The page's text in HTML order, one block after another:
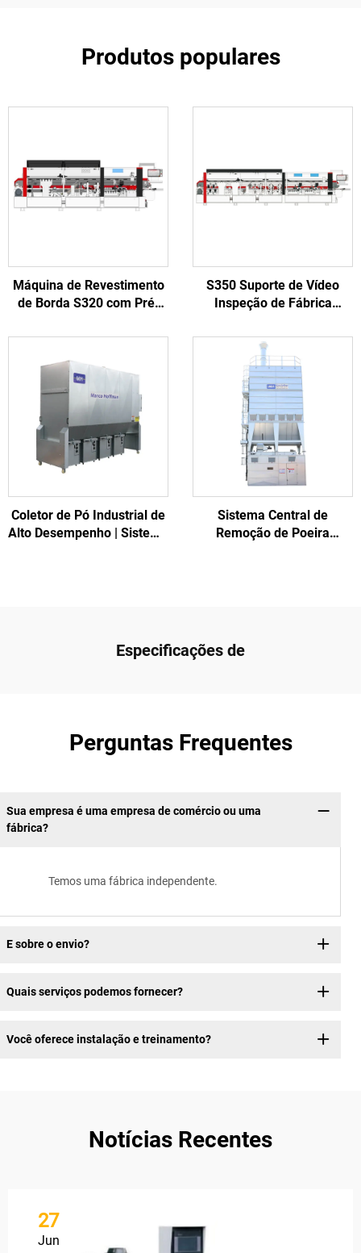
Produtos populares
Máquina de Revestimento
de Borda S320 com Pré-
Processamento de Portas
de Madeira
S350 Suporte de Vídeo
Inspeção de Fábrica
de Borda Automática para
Fábrica de Móveis
Coletor de Pó Industrial de
Alto Desempenho | Sistema
Sistema Central de
Remoção de Poeira
Especificações de
Perguntas Frequentes
Sua empresa é uma empresa de comércio ou uma
fábrica?
Temos uma fábrica independente.
E sobre o envio?
Quais serviços podemos fornecer?
Você oferece instalação e treinamento?
Notícias Recentes
27
Jun